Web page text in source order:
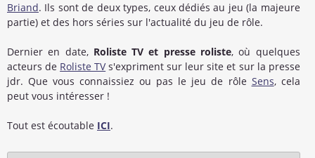
Briand. Ils sont de deux types, ceux dédiés au jeu (la majeure
partie) et des hors séries sur l'actualité du jeu de rôle.
Dernier en date, Roliste TV et presse roliste, où quelques
acteurs de Roliste TVs'expriment sur leur site et sur la presse
jdr. Que vous connaissiez ou pas le jeu de rôle Sens, cela
peut vous intéresser !
Tout est écoutable ICI.